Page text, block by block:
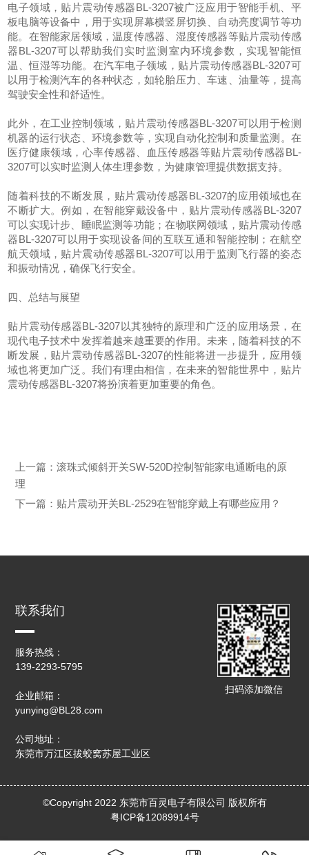
电子领域，贴片震动传感器BL-3207被广泛应用于智能手机、平
板电脑等设备中，用于实现屏幕横竖屏切换、自动亮度调节等功
能。在智能家居领域，温度传感器、湿度传感器等贴片震动传感
器BL-3207可以帮助我们实时监测室内环境参数，实现智能恒
温、恒湿等功能。在汽车电子领域，贴片震动传感器BL-3207可
以用于检测汽车的各种状态，如轮胎压力、车速、油量等，提高
驾驶安全性和舒适性。
此外，在工业控制领域，贴片震动传感器BL-3207可以用于检测
机器的运行状态、环境参数等，实现自动化控制和质量监测。在
医疗健康领域，心率传感器、血压传感器等贴片震动传感器BL-
3207可以实时监测人体生理参数，为健康管理提供数据支持。
随着科技的不断发展，贴片震动传感器BL-3207的应用领域也在
不断扩大。例如，在智能穿戴设备中，贴片震动传感器BL-3207
可以实现计步、睡眠监测等功能；在物联网领域，贴片震动传感
器BL-3207可以用于实现设备间的互联互通和智能控制；在航空
航天领域，贴片震动传感器BL-3207可以用于监测飞行器的姿态
和振动情况，确保飞行安全。
四、总结与展望
贴片震动传感器BL-3207以其独特的原理和广泛的应用场景，在
现代电子技术中发挥着越来越重要的作用。未来，随着科技的不
断发展，贴片震动传感器BL-3207的性能将进一步提升，应用领
域也将更加广泛。我们有理由相信，在未来的智能世界中，贴片
震动传感器BL-3207将扮演着更加重要的角色。
上一篇： 滚珠式倾斜开关SW-520D控制智能家电通断电的原
理
下一篇： 贴片震动开关BL-2529在智能穿戴上有哪些应用？
联系我们
服务热线：
139-2293-5795
企业邮箱：
yunying@BL28.com
公司地址：
东莞市万江区拔蛟窝苏屋工业区
扫码添加微信
©Copyright 2022 东莞市百灵电子有限公司 版权所有
粤ICP备12089914号